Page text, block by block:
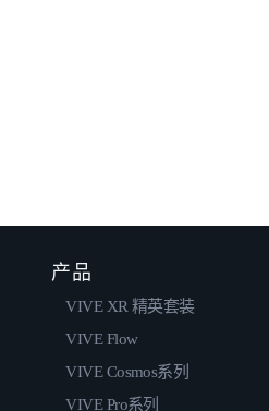
产品
VIVE XR 精英套装
VIVE Flow
VIVE Cosmos系列
VIVE Pro系列